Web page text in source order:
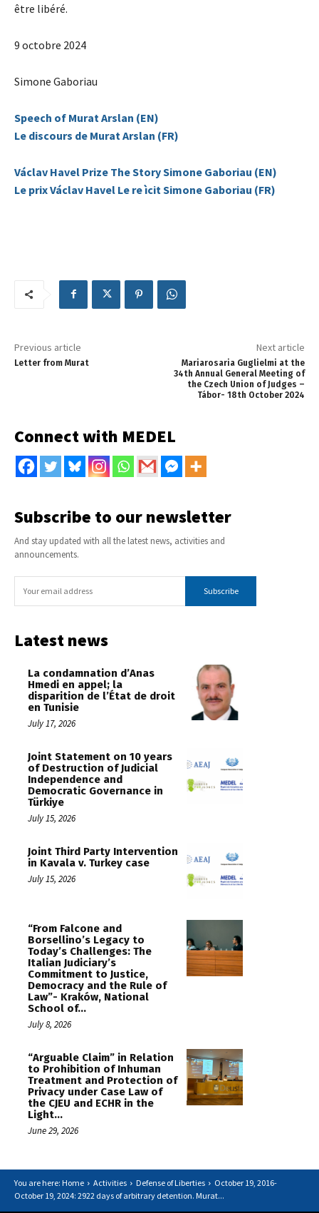
être libéré.
9 octobre 2024
Simone Gaboriau
Speech of Murat Arslan (EN)
Le discours de Murat Arslan (FR)
Václav Havel Prize The Story Simone Gaboriau (EN)
Le prix Václav Havel Le re ìcit Simone Gaboriau (FR)
Previous article
Letter from Murat
Next article
Mariarosaria Guglielmi at the
34th Annual General Meeting of
the Czech Union of Judges –
Tábor- 18th October 2024
Connect with MEDEL
Subscribe to our newsletter
And stay updated with all the latest news, activities and
announcements.
Subscribe
Latest news
La condamnation d’Anas
Hmedi en appel; la
disparition de l’État de droit
en Tunisie
July 17, 2026
Joint Statement on 10 years
of Destruction of Judicial
Independence and
Democratic Governance in
Türkiye
July 15, 2026
Joint Third Party Intervention
in Kavala v. Turkey case
July 15, 2026
“From Falcone and
Borsellino’s Legacy to
Today’s Challenges: The
Italian Judiciary’s
Commitment to Justice,
Democracy and the Rule of
Law”- Kraków, National
School of...
July 8, 2026
“Arguable Claim” in Relation
to Prohibition of Inhuman
Treatment and Protection of
Privacy under Case Law of
the CJEU and ECHR in the
Light...
June 29, 2026
You are here: Home Activities Defense of Liberties
October 19, 2016-
October 19, 2024: 2922 days of arbitrary detention. Murat...